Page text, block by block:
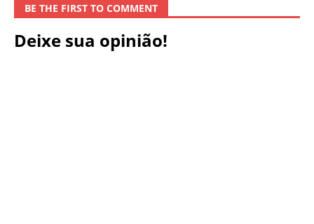
BE THE FIRST TO COMMENT
Deixe sua opinião!